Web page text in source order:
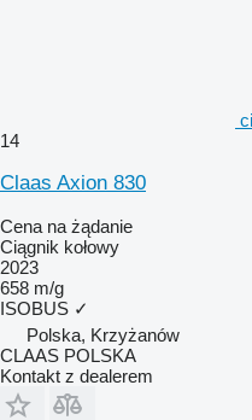
14
Claas Axion 830
Cena na żądanie
Ciągnik kołowy
2023
658 m/g
ISOBUS ✓
Polska, Krzyżanów
CLAAS POLSKA
Kontakt z dealerem